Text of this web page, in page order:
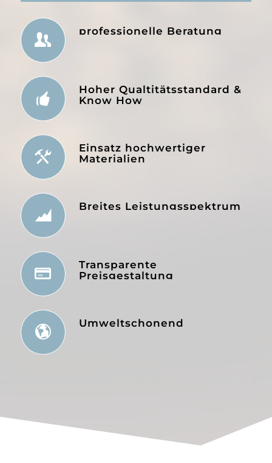
professionelle Beratung
Hoher Qualtitätsstandard &
Know How
Einsatz hochwertiger
Materialien
Breites Leistungsspektrum
Transparente
Preisgestaltung
Umweltschonend